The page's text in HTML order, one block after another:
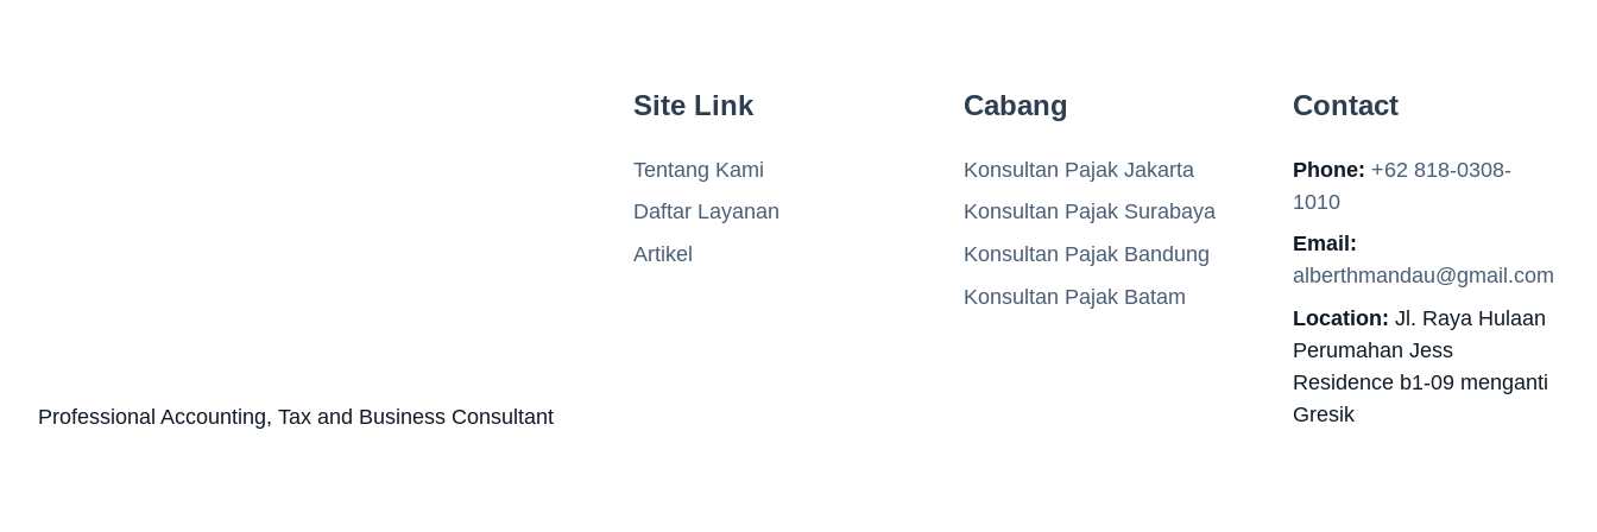
Professional Accounting, Tax and Business Consultant
Site Link
Tentang Kami
Daftar Layanan
Artikel
Cabang
Konsultan Pajak Jakarta
Konsultan Pajak Surabaya
Konsultan Pajak Bandung
Konsultan Pajak Batam
Contact
Phone: +62 818-0308-
1010
Email:
alberthmandau@gmail.com
Location: Jl. Raya Hulaan
Perumahan Jess
Residence b1-09 menganti
Gresik